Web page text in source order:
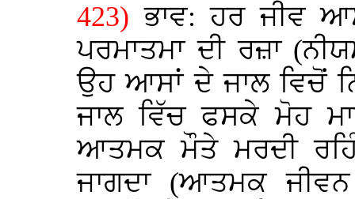
423)ਭਾਵ: ਹਰ ਜੀਵ
ਪਰਮਾਤਮਾ ਦੀ ਰਜ਼ਾ
ਉਹ ਆਸਾਂ ਦੇ ਜਾਲ ਵਿਚੋਂ
ਜਾਲ ਵਿੱਚ ਫਸਕੇ ਮੋਹ
ਆਤਮਕ ਮੌਤੇ ਮਰਦੀ
ਜਾਗਦਾ (ਆਤਮਕ